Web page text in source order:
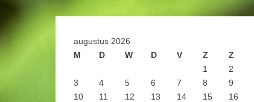
augustus 2026
M
D W D V Z
Z
1
2
3
4 5 6 7 8
9
10
11 12 13 14 15
16